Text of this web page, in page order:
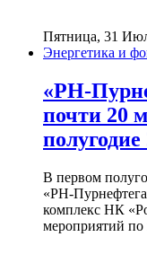
Пятница, 31
Энергетика и
«РН-
почти 20
полугодие
В первом
«РН-
комплекс НК
мероприятий по